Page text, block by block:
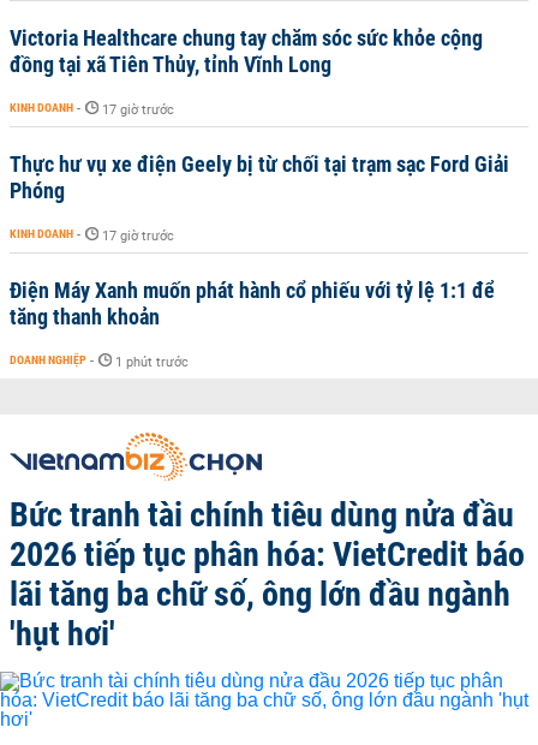
Victoria Healthcare chung tay chăm sóc sức khỏe cộng
đồng tại xã Tiên Thủy, tỉnh Vĩnh Long
KINH DOANH - 17 giờ trước
Thực hư vụ xe điện Geely bị từ chối tại trạm sạc Ford Giải
Phóng
KINH DOANH - 17 giờ trước
Điện Máy Xanh muốn phát hành cổ phiếu với tỷ lệ 1:1 để
tăng thanh khoản
DOANH NGHIỆP - 1 phút trước
Bức tranh tài chính tiêu dùng nửa đầu
2026 tiếp tục phân hóa: VietCredit báo
lãi tăng ba chữ số, ông lớn đầu ngành
'hụt hơi'